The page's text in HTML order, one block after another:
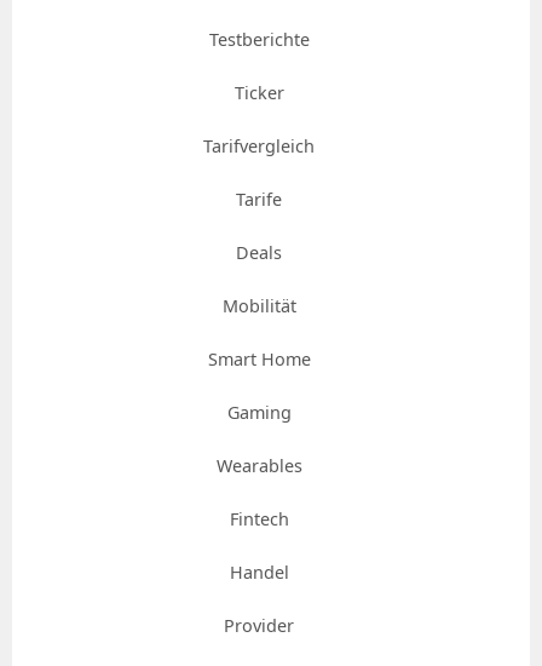
Testberichte
Ticker
Tarifvergleich
Tarife
Deals
Mobilität
Smart Home
Gaming
Wearables
Fintech
Handel
Provider